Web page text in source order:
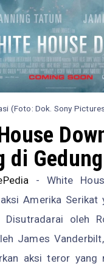
(Foto: Dok. Sony
di
- White
Amerika Serikat
oleh
James
aksi teror yang